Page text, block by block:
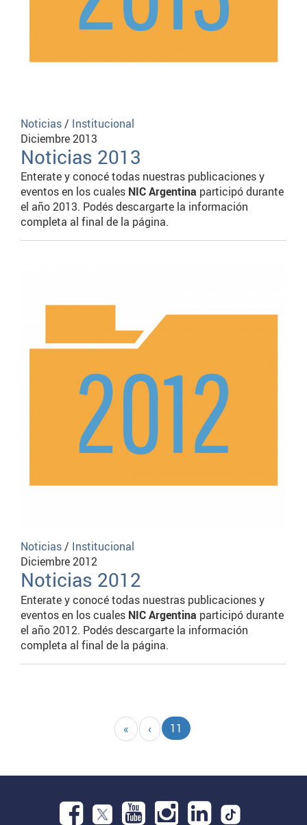
Noticias/ Institucional
Diciembre 2013
Noticias 2013
Enterate y conocé todas nuestras publicaciones y
eventos en los cuales NIC Argentina participó durante
el año 2013. Podés descargarte la información
completa al final de la página.
Noticias/ Institucional
Diciembre 2012
Noticias 2012
Enterate y conocé todas nuestras publicaciones y
eventos en los cuales NIC Argentina participó durante
el año 2012. Podés descargarte la información
completa al final de la página.
Primera
página
«
Página
anterior
‹
Página
actual
11
Facebook.